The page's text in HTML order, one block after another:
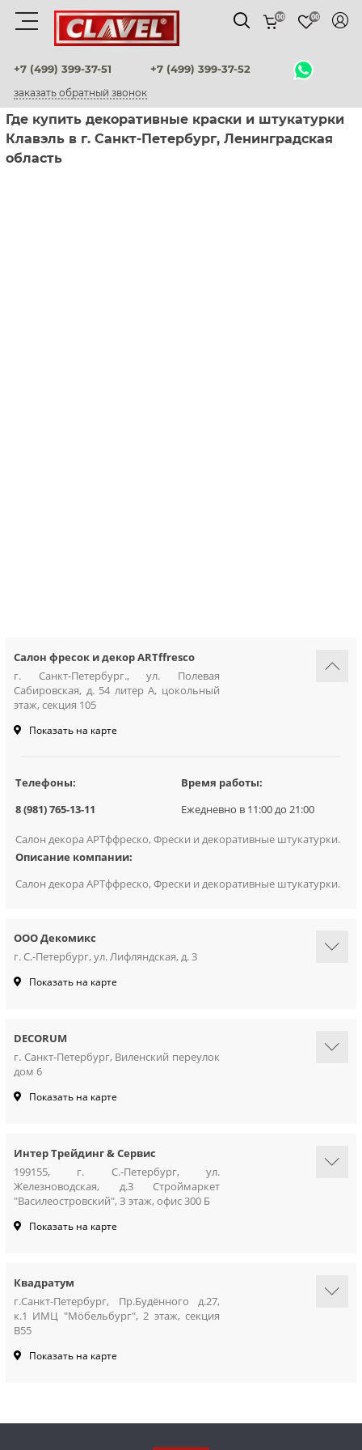
+7 (499) 399-37-51 +7 (499) 399-37-52
заказать обратный звонок
00 00
Материалы
штукатурки венецианские
декоративные краски
Где купить декоративные краски и штукатурки
Клавэль в г. Санкт-Петербург, Ленинградская
область
Салон фресок и декор ARTffresco
г. Санкт-Петербург., ул. Полевая
Сабировская, д. 54 литер А, цокольный
этаж, секция 105
Показать на карте
Телефоны:
8 (981) 765-13-11
Время работы:
Ежедневно в 11:00 до 21:00
Салон декора АРТффреско, Фрески и декоративные штукатурки.
Описание компании:
Салон декора АРТффреско, Фрески и декоративные штукатурки.
ООО Декомикс
г. С.-Петербург, ул. Лифляндская, д. 3
Показать на карте
DECORUM
г. Санкт-Петербург, Виленский переулок
дом 6
Показать на карте
Интер Трейдинг & Сервис
199155, г. С.-Петербург, ул.
Железноводская, д.3 Строймаркет
"Василеостровский", З этаж, офис 300 Б
Показать на карте
Квадратум
г.Санкт-Петербург, Пр.Будённого д.27,
к.1 ИМЦ "Мöбельбург", 2 этаж, секция
В55
Показать на карте